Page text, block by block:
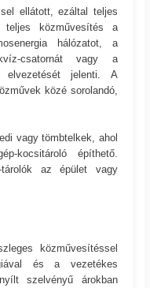
ellátott, ezáltal teljes
teljes közművesítés a
hálózatot, a
csatornát vagy a
elvezetését jelenti. A
közé sorolandó,
vagy tömbtelkek, ahol
kocsitároló építhető.
tárolók az épület vagy
közművesítéssel
és a vezetékes
szelvényű árokban